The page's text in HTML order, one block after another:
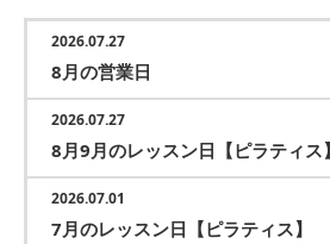
2026.07.27
8月の営業日
2026.07.27
8月9月のレッスン日【ピラティス】
2026.07.01
7月のレッスン日【ピラティス】